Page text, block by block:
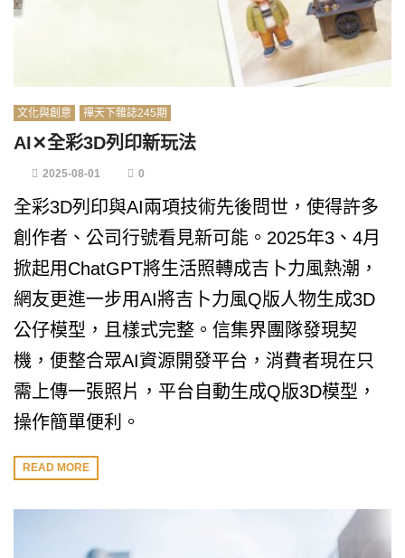
文化與創意 禪天下雜誌245期
AI✕全彩3D列印新玩法
2025-08-01 0
全彩3D列印與AI兩項技術先後問世，使得許多
創作者、公司行號看見新可能。2025年3、4月
掀起用ChatGPT將生活照轉成吉卜力風熱潮，
網友更進一步用AI將吉卜力風Q版人物生成3D
公仔模型，且樣式完整。信集界團隊發現契
機，便整合眾AI資源開發平台，消費者現在只
需上傳一張照片，平台自動生成Q版3D模型，
操作簡單便利。
READ MORE